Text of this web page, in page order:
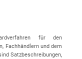
für den
Fachhändlern und dem
Satzbeschreibungen,